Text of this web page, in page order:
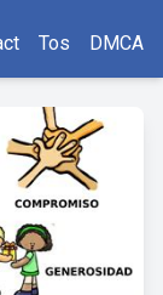
Tos DMCA